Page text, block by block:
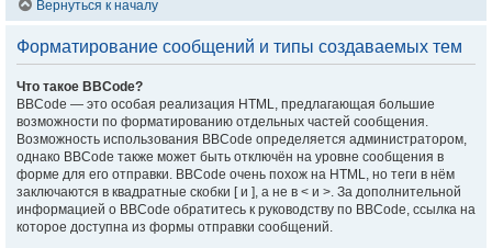
Вернуться к началу
Форматирование сообщений и типы создаваемых тем
Что такое BBCode?
BBCode — это особая реализация HTML, предлагающая большие
возможности по форматированию отдельных частей сообщения.
Возможность использования BBCode определяется администратором,
однако BBCode также может быть отключён на уровне сообщения в
форме для его отправки. BBCode очень похож на HTML, но теги в нём
заключаются в квадратные скобки [ и ], а не в < и >. За дополнительной
информацией о BBCode обратитесь к руководству по BBCode, ссылка на
которое доступна из формы отправки сообщений.